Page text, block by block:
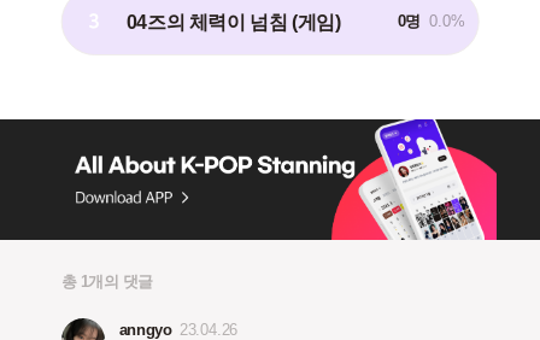
3 04즈의 체력이 넘침 (게임) 0명 0.0%
총 1개의 댓글
anngyo 23.04.26